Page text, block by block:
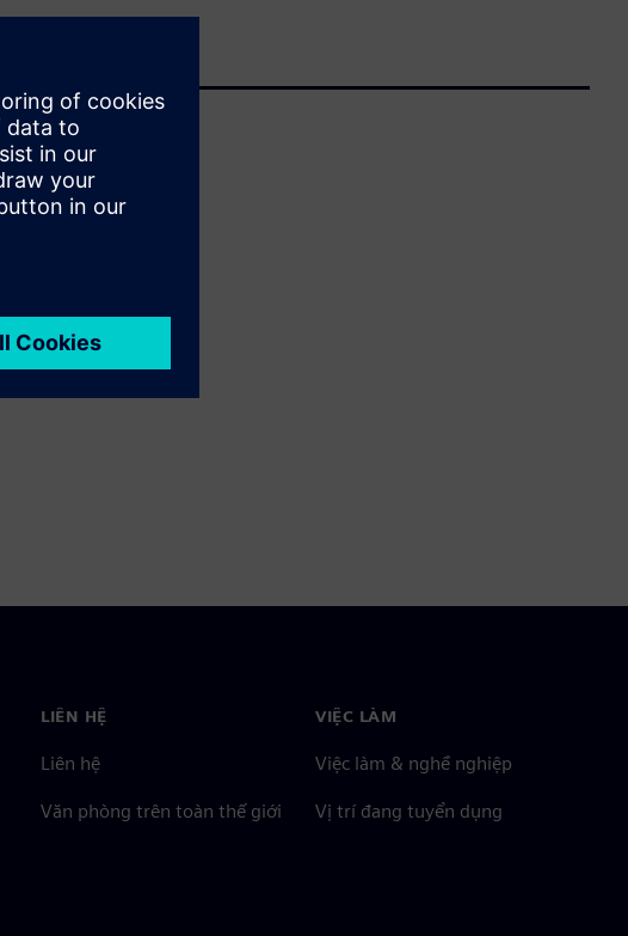
LIÊN HỆ
Liên hệ
Văn phòng trên toàn thế giới
VIỆC LÀM
Việc làm & nghề nghiệp
Vị trí đang tuyển dụng